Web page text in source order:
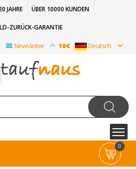
JAHRE ÜBER 10000 KUNDEN
ZURÜCK-GARANTIE
Newsletter 10€ Deutsch
0